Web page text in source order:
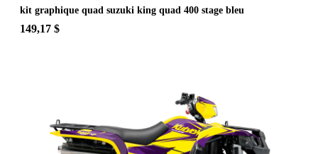
kit graphique quad suzuki king quad 400 stage bleu
149,17 $